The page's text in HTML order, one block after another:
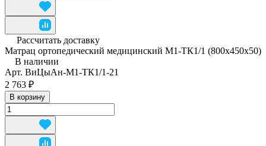
Рассчитать доставку
Матрац ортопедический медицинский М1-ТК1/1 (800x450x50)
В наличии
Арт. ВиЦыАн-М1-ТК1/1-21
2 763 ₽
В корзину